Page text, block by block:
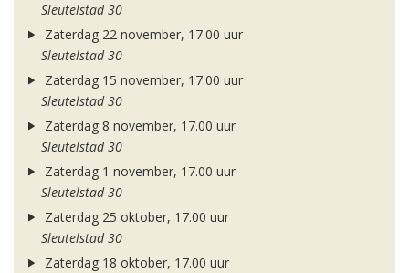
Sleutelstad 30
Zaterdag 22 november, 17.00 uur
Sleutelstad 30
Zaterdag 15 november, 17.00 uur
Sleutelstad 30
Zaterdag 8 november, 17.00 uur
Sleutelstad 30
Zaterdag 1 november, 17.00 uur
Sleutelstad 30
Zaterdag 25 oktober, 17.00 uur
Sleutelstad 30
Zaterdag 18 oktober, 17.00 uur